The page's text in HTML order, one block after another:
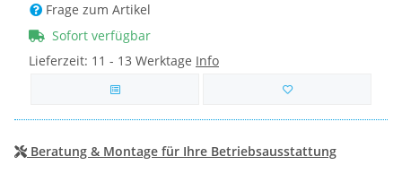
Frage zum Artikel
Sofort verfügbar
Lieferzeit: 11 - 13 Werktage Info
Beratung & Montage für Ihre Betriebsausstattung